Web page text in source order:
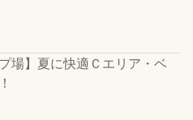
場】夏に快適Ｃエリア・ベ